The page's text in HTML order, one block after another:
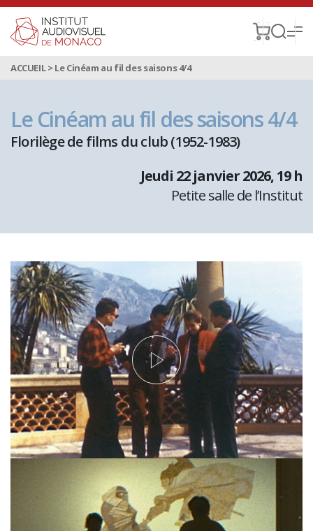
ACCUEIL>Le Cinéam au fil des saisons 4/4
Le Cinéam au fil des saisons 4/4
Florilège de films du club (1952-1983)
jeudi 22 janvier 2026, 19 h
Petite salle de l’Institut